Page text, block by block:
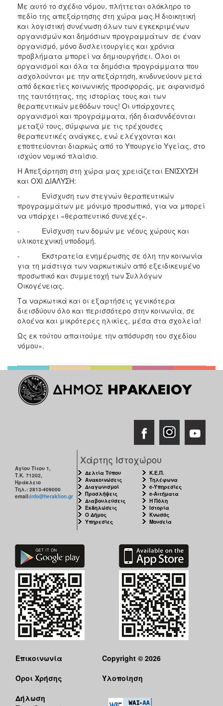
ΠΟΛΙΤΙΣΜΟΣ
ΑΝΘΕΚΤΙΚΗ
ΠΟΛΗ
Με αυτό το σχέδιο νόμου, πλήττεται ολόκληρο το
πεδίο της απεξάρτησης στη χώρα μας.Η διοικητική
και λογιστική συνένωση όλων των εγκεκριμένων
οργανισμών και δημόσιων προγραμμάτων σε έναν
οργανισμό, μόνο δυσλειτουργίες και χρόνια
προβλήματα μπορεί να δημιουργήσει. Όλοι οι
οργανισμοί και όλα τα δημόσια προγράμματα που
ασχολούνται με την απεξάρτηση, κινδυνεύουν μετά
από δεκαετίες κοινωνικής προσφοράς, με αφανισμό
της ταυτότητας, της ιστορίας τους και των
θεραπευτικών μεθόδων τους! Οι υπάρχοντες
οργανισμοί και προγράμματα, ήδη διασυνδέονται
μεταξύ τους, σύμφωνα με τις τρέχουσες
θεραπευτικές ανάγκες, ενώ ελέγχονται και
εποπτεύονται διαρκώς από το Υπουργείο Υγείας, στο
ισχύον νομικό πλαίσιο.
Η Απεξάρτηση στη χώρα μας χρειάζεται ΕΝΙΣΧΥΣΗ
και ΟΧΙ ΔΙΑΛΥΣΗ:
- Ενίσχυση των στεγνών θεραπευτικών
προγραμμάτων με μόνιμο προσωπικό, για να μπορεί
να υπάρχει «θεραπευτικό συνεχές».
- Ενίσχυση των δομών με νέους χώρους και
υλικοτεχνική υποδομή.
- Εκστρατεία ενημέρωσης σε όλη την κοινωνία
για τη μάστιγα των ναρκωτικών από εξειδικευμένο
προσωπικό και συμμετοχή των Συλλόγων
Οικογένειας.
Τα ναρκωτικά και οι εξαρτήσεις γενικότερα
διεισδύουν όλο και περισσότερο στην κοινωνία, σε
ολοένα και μικρότερες ηλικίες, μέσα στα σχολεία!
Ως εκ τούτου απαιτούμε την απόσυρση του σχεδίου
νόμου».
Αγίου Τίτου 1,
Τ.Κ. 71202,
Ηράκλειο
Τηλ.: 2813-409000
email:info@heraklion.gr
Χάρτης Ιστοχώρου
Δελτία Τύπου
Ανακοινώσεις
Διαγωνισμοί
Προσλήψεις
Διαβουλεύσεις
Εκδηλώσεις
Ο Δήμος
Υπηρεσίες
Κ.Ε.Π.
Τηλέφωνα
e-Υπηρεσίες
e-Αιτήματα
Η Πόλη
Ιστορία
Κνωσός
Μουσεία
Επικοινωνία
Όροι Χρήσης
Δήλωση
Copyright © 2026
Υλοποίηση